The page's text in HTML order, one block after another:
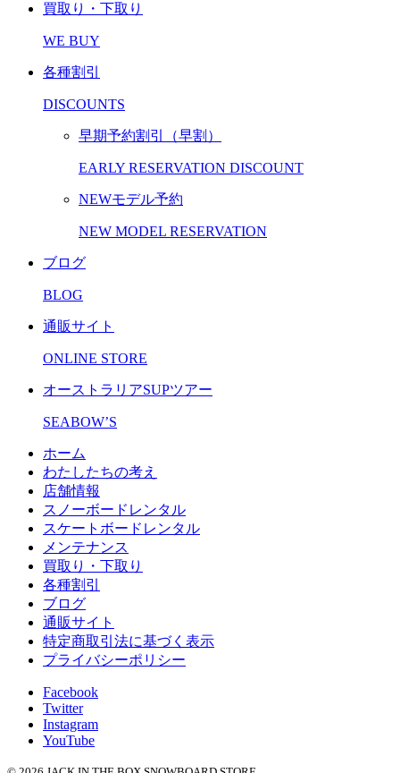
買取り・下取り
WE BUY
各種割引
DISCOUNTS
早期予約割引（早割）
EARLY RESERVATION DISCOUNT
NEWモデル予約
NEW MODEL RESERVATION
ブログ
BLOG
通販サイト
ONLINE STORE
オーストラリアSUPツアー
SEABOW’S
ホーム
わたしたちの考え
店舗情報
スノーボードレンタル
スケートボードレンタル
メンテナンス
買取り・下取り
各種割引
ブログ
通販サイト
特定商取引法に基づく表示
プライバシーポリシー
Facebook
Twitter
Instagram
YouTube